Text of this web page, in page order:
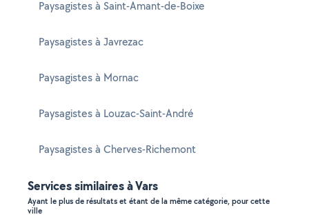
Paysagistes à Saint-Amant-de-Boixe
Paysagistes à Javrezac
Paysagistes à Mornac
Paysagistes à Louzac-Saint-André
Paysagistes à Cherves-Richemont
Services similaires à Vars
Ayant le plus de résultats et étant de la même catégorie, pour cette
ville